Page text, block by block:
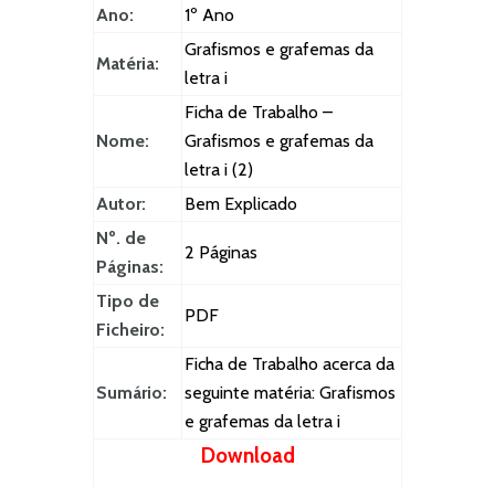
Ano:
1º Ano
Matéria:
Grafismos e grafemas da
letra i
Nome:
Ficha de Trabalho –
Grafismos e grafemas da
letra i (2)
Autor:
Bem Explicado
Nº. de
Páginas:
2 Páginas
Tipo de
Ficheiro:
PDF
Sumário:
Ficha de Trabalho acerca da
seguinte matéria: Grafismos
e grafemas da letra i
Download